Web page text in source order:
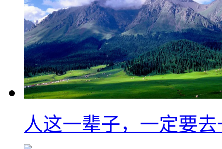
人这一辈子，一定要